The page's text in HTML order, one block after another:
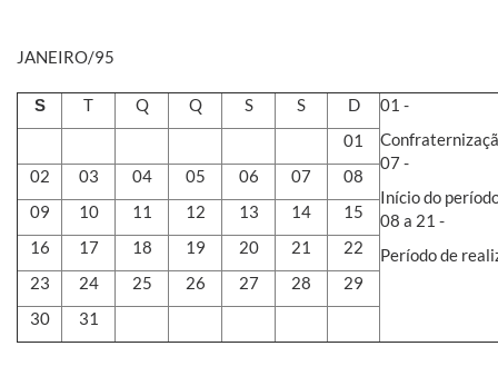
JANEIRO/95
S T Q Q S S D
01 -
07 -
Início do
08 a 21 -
Período de
01
02
03 04 05 06 07
08
09
10 11 12 13 14
15
16
17 18 19 20 21
22
23
24 25 26 27 28
29
30
31